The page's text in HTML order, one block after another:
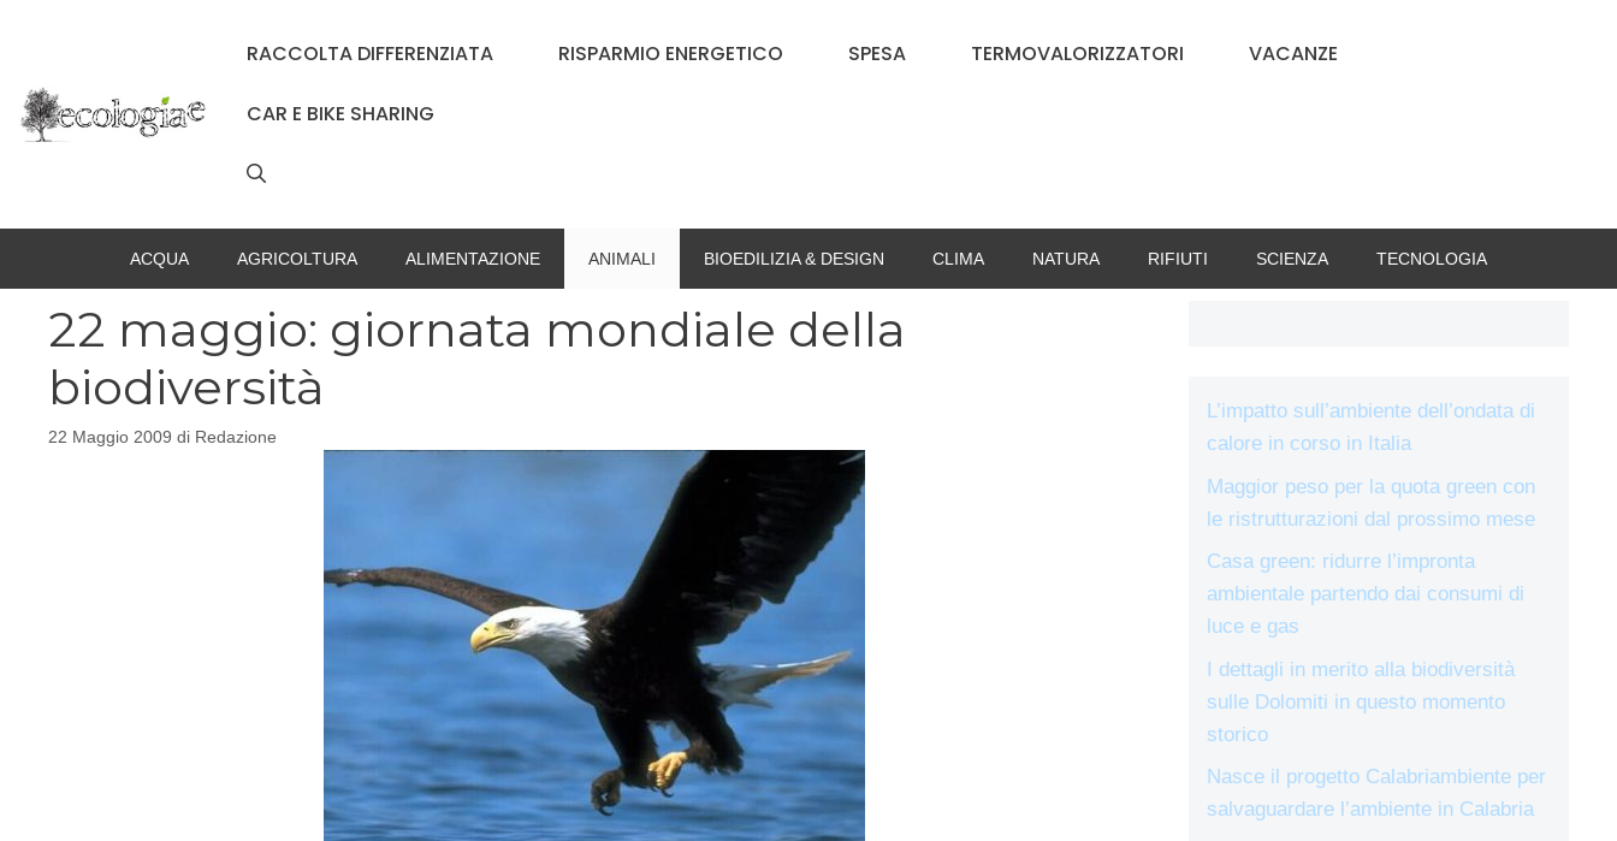
RACCOLTA DIFFERENZIATA RISPARMIO ENERGETICO SPESA TERMOVALORIZZATORI VACANZE
CAR E BIKE SHARING
ACQUA AGRICOLTURA ALIMENTAZIONE ANIMALI BIOEDILIZIA & DESIGN CLIMA NATURA RIFIUTI SCIENZA TECNOLOGIA
22 maggio: giornata mondiale della
biodiversità
22 Maggio 2009 di Redazione
L’impatto sull’ambiente dell’ondata di
calore in corso in Italia
Maggior peso per la quota green con
le ristrutturazioni dal prossimo mese
Casa green: ridurre l’impronta
ambientale partendo dai consumi di
luce e gas
I dettagli in merito alla biodiversità
sulle Dolomiti in questo momento
storico
Nasce il progetto Calabriambiente per
salvaguardare l’ambiente in Calabria